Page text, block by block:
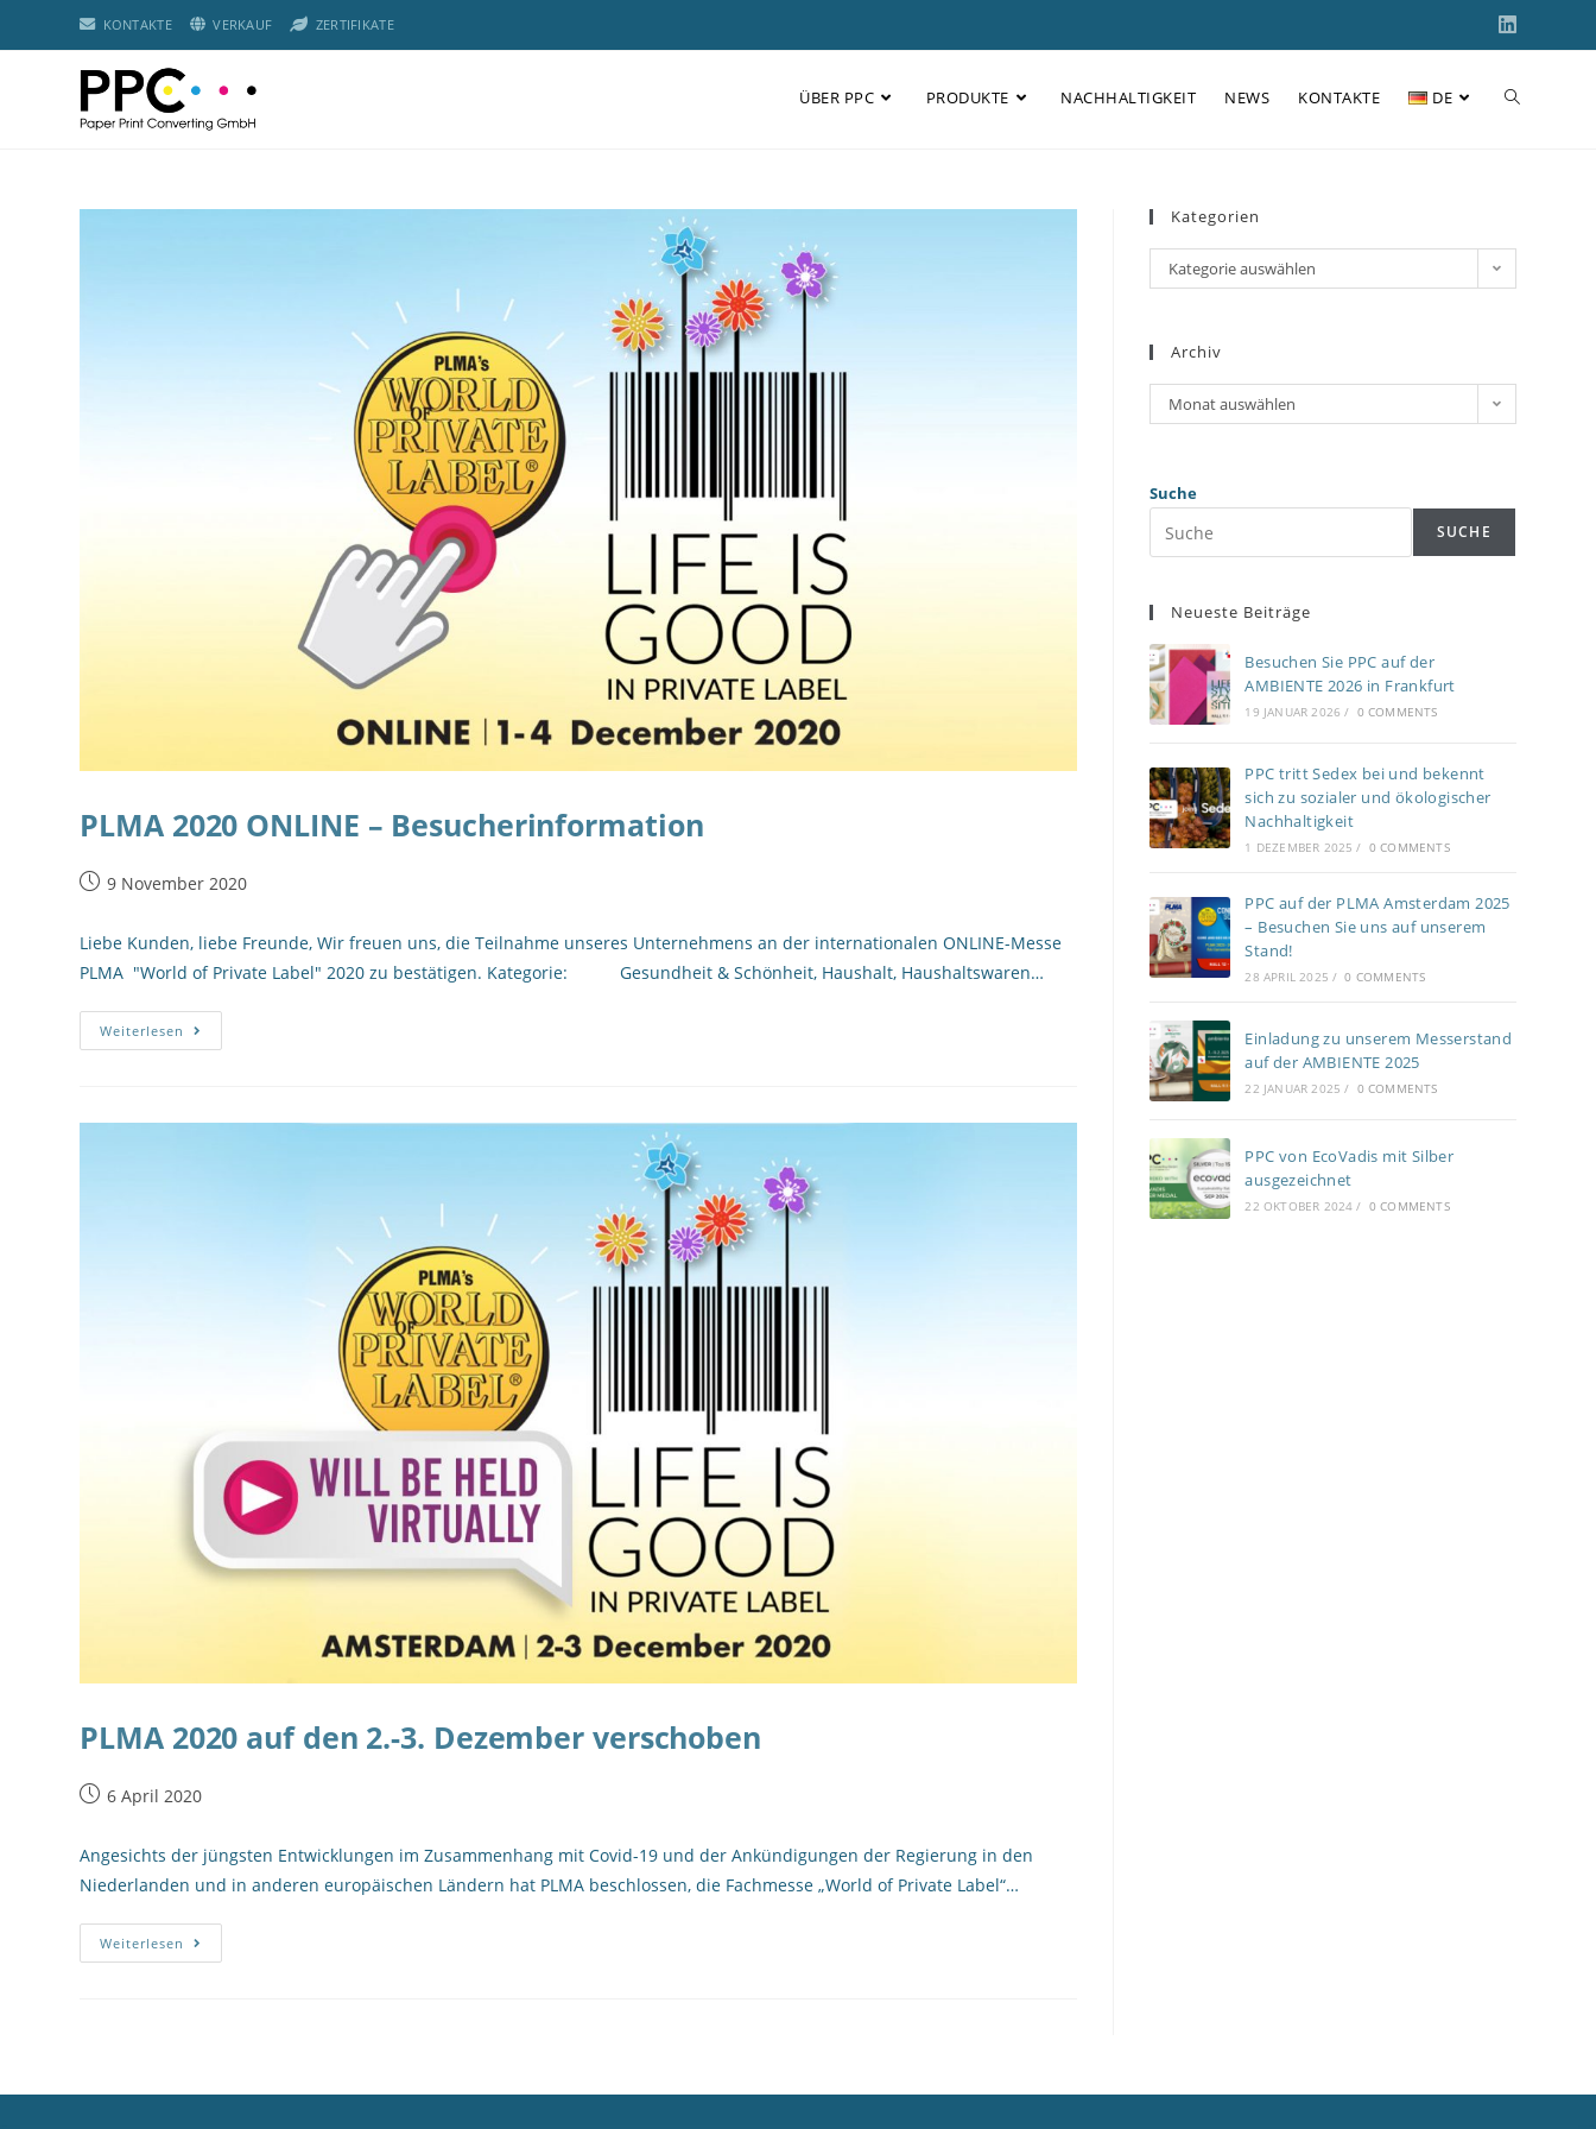
KONTAKTE VERKAUF ZERTIFIKATE
ÜBER PPC PRODUKTE NACHHALTIGKEIT NEWS KONTAKTE DE
PLMA 2020 ONLINE – Besucherinformation
9 November 2020
Liebe Kunden, liebe Freunde, Wir freuen uns, die Teilnahme unseres Unternehmens an der internationalen ONLINE-Messe
PLMA "World of Private Label" 2020 zu bestätigen. Kategorie: Gesundheit & Schönheit, Haushalt, Haushaltswaren…
Weiterlesen
PLMA 2020 auf den 2.-3. Dezember verschoben
6 April 2020
Angesichts der jüngsten Entwicklungen im Zusammenhang mit Covid-19 und der Ankündigungen der Regierung in den
Niederlanden und in anderen europäischen Ländern hat PLMA beschlossen, die Fachmesse „World of Private Label“…
Weiterlesen
Kategorien
Kategorie auswählen
Archiv
Monat auswählen
Suche
SUCHE
Neueste Beiträge
Besuchen Sie PPC auf der
AMBIENTE 2026 in Frankfurt
19 JANUAR 2026 / 0 COMMENTS
PPC tritt Sedex bei und bekennt
sich zu sozialer und ökologischer
Nachhaltigkeit
1 DEZEMBER 2025 / 0 COMMENTS
PPC auf der PLMA Amsterdam 2025
– Besuchen Sie uns auf unserem
Stand!
28 APRIL 2025 / 0 COMMENTS
Einladung zu unserem Messerstand
auf der AMBIENTE 2025
22 JANUAR 2025 / 0 COMMENTS
PPC von EcoVadis mit Silber
ausgezeichnet
22 OKTOBER 2024 / 0 COMMENTS